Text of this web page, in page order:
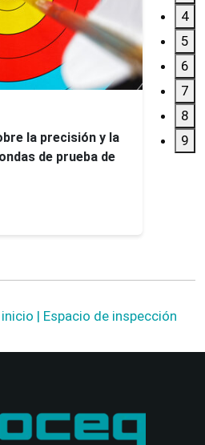
la precisión y la
de prueba de
4
5
6
7
8
9
| Espacio de inspección